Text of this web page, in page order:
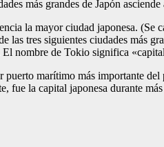
más grandes de Japón
la mayor ciudad japonesa.
las tres siguientes ciudades
nombre de Tokio significa
puerto marítimo más importante
fue la capital japonesa durante